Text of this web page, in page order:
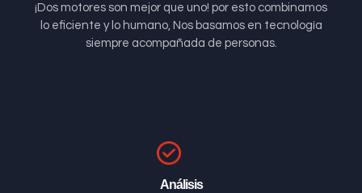
¡Dos motores son mejor que uno! por esto combinamos
lo eficiente y lo humano, Nos basamos en tecnología
siempre acompañada de personas.
Análisis